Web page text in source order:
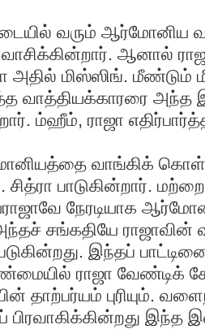
வரும் ஆர்மோனிய
ஆனால்
அதில் மிஸ்ஸிங். மீண்டும்
வாத்தியக்காரரை
ம்ஹீம், ராஜா
வாங்கிக்
சித்ரா பாடுகின்றார்.
நேரடியாக
சங்கதியே ராஜாவின்
இந்தப்
ராஜா வேண்டிக்
தாற்பர்யம் புரியும்.
பிரவாகிக்கின்றது இந்த